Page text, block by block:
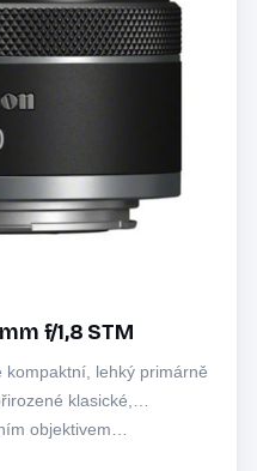
f/1,8 STM
kompaktní, lehký primárně
klasické,
objektivem…